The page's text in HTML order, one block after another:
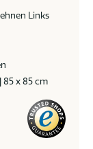
Links
x 85 cm